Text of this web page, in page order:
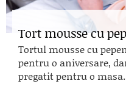
Tort mousse cu
Tortul mousse cu
pentru o aniversare,
pregatit pentru o